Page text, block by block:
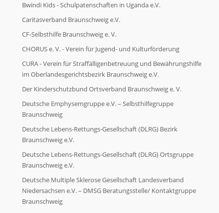
Bwindi Kids - Schulpatenschaften in Uganda e.V.
Caritasverband Braunschweig e.V.
CF-Selbsthilfe Braunschweig e. V.
CHORUS e. V. - Verein für Jugend- und Kulturförderung
CURA - Verein für Straffälligenbetreuung und Bewährungshilfe
im Oberlandesgerichtsbezirk Braunschweig e.V.
Der Kinderschutzbund Ortsverband Braunschweig e. V.
Deutsche Emphysemgruppe e.V. – Selbsthilfegruppe
Braunschweig
Deutsche Lebens-Rettungs-Gesellschaft (DLRG) Bezirk
Braunschweig e.V.
Deutsche Lebens-Rettungs-Gesellschaft (DLRG) Ortsgruppe
Braunschweig e.V.
Deutsche Multiple Sklerose Gesellschaft Landesverband
Niedersachsen e.V. – DMSG Beratungsstelle/ Kontaktgruppe
Braunschweig